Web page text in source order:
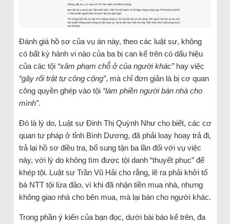
Đánh giá hồ sơ của vụ án này, theo các luật sư, không
có bất kỳ hành vi nào của ba bị can kể trên có dấu hiệu
của các tội “xâm phạm chỗ ở của người khác”hay việc
“gây rối trật tự công cộng”, mà chỉ đơn giản là bị cơ quan
công quyền ghép vào tội “làm phiền người bán nhà cho
mình”.
Đó là lý do, Luật sư Đinh Thị Quỳnh Như cho biết, các cơ
quan tư pháp ở tỉnh Bình Dương, đã phải loay hoay trả đi,
trả lại hồ sơ điều tra, bổ sung tận ba lần đối với vụ việc
này, với lý do không tìm được tội danh “thuyết phục” để
khép tội. Luật sư Trần Vũ Hải cho rằng, lẽ ra phải khởi tố
bà NTT tội lừa đảo, vì khi đã nhận tiền mua nhà, nhưng
không giao nhà cho bên mua, mà lại bán cho người khác.
Trong phần ý kiến của bạn đọc, dưới bài báo kể trên, đa